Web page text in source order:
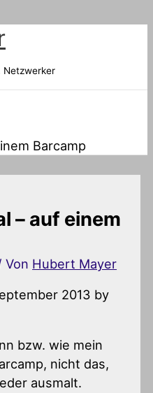
Netzwerker
Barcamp
– auf einem
Von Hubert Mayer
2013 by
bzw. wie mein
nicht das,
ausmalt.